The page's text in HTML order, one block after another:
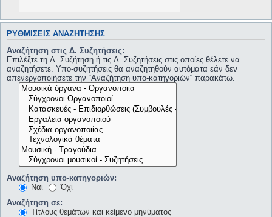
ΡΥΘΜΊΣΕΙΣ ΑΝΑΖΉΤΗΣΗΣ
Αναζήτηση στις Δ. Συζητήσεις:
Επιλέξτε τη Δ. Συζήτηση ή τις Δ. Συζητήσεις στις οποίες θέλετε να
αναζητήσετε. Υπο-συζητήσεις θα αναζητηθούν αυτόματα εάν δεν
απενεργοποιήσετε την “Αναζήτηση υπο-κατηγοριών“ παρακάτω.
Αναζήτηση υπο-κατηγοριών:
Ναι
Όχι
Αναζήτηση σε:
Τίτλους θεμάτων και κείμενο μηνύματος